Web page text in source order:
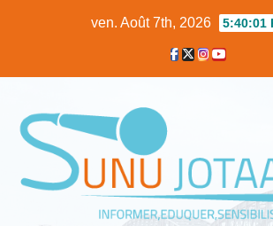
ven. Août 7th, 2026 5:40:02